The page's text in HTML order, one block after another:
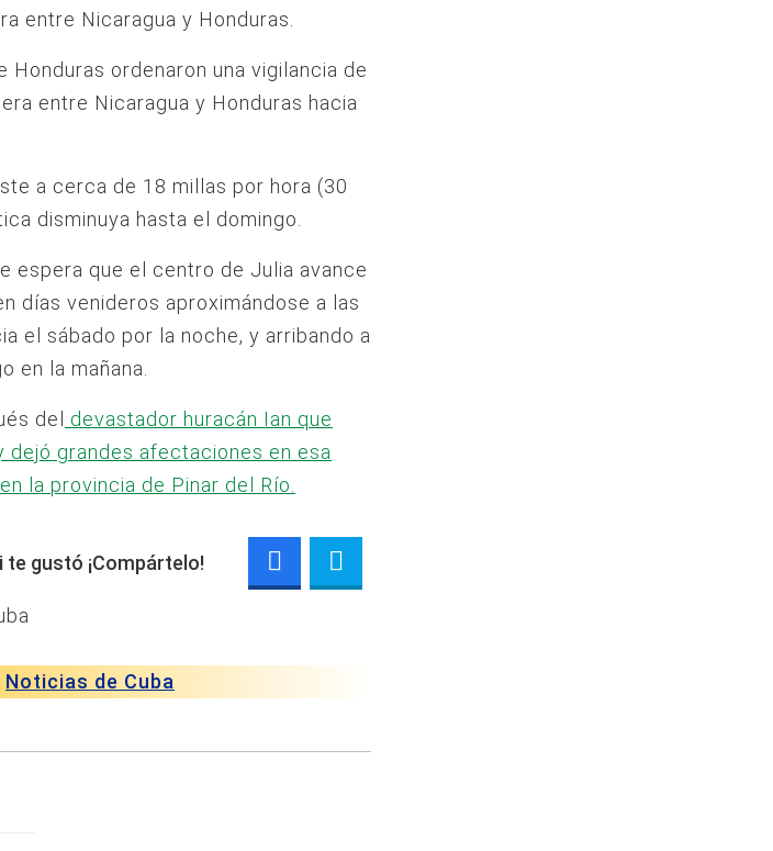
entre Nicaragua y Honduras.
ordenaron una vigilancia de
entre Nicaragua y Honduras hacia
a cerca de 18 millas por hora (30
disminuya hasta el domingo.
espera que el centro de Julia avance
días venideros aproximándose a las
el sábado por la noche, y arribando a
en la mañana.
del
devastador huracán Ian que
grandes afectaciones en esa
la provincia de Pinar del Río.
te gustó ¡Compártelo!
Noticias de Cuba